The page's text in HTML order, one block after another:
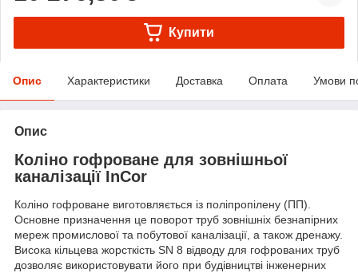
Купити
Опис Характеристики Доставка Оплата Умови
Опис
Коліно гофроване для зовнішньої
каналізації InCor
Коліно гофроване виготовляється із поліпропілену (ПП).
Основне призначення це поворот труб зовнішніх безнапірних
мереж промислової та побутової каналізації, а також дренажу.
Висока кільцева жорсткість SN 8 відводу для гофрованих труб
дозволяє використовувати його при будівництві інженерних